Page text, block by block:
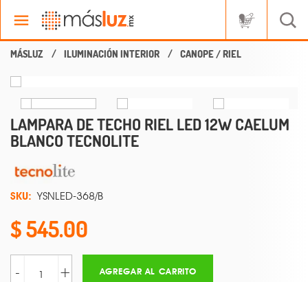
ILUMINACIÓN INTERIOR CANOPE / RIEL
LAMPARA DE TECHO RIEL LED 12W CAELUM
BLANCO TECNOLITE
SKU: YSNLED-368/B
545.00
- + AGREGAR AL CARRITO